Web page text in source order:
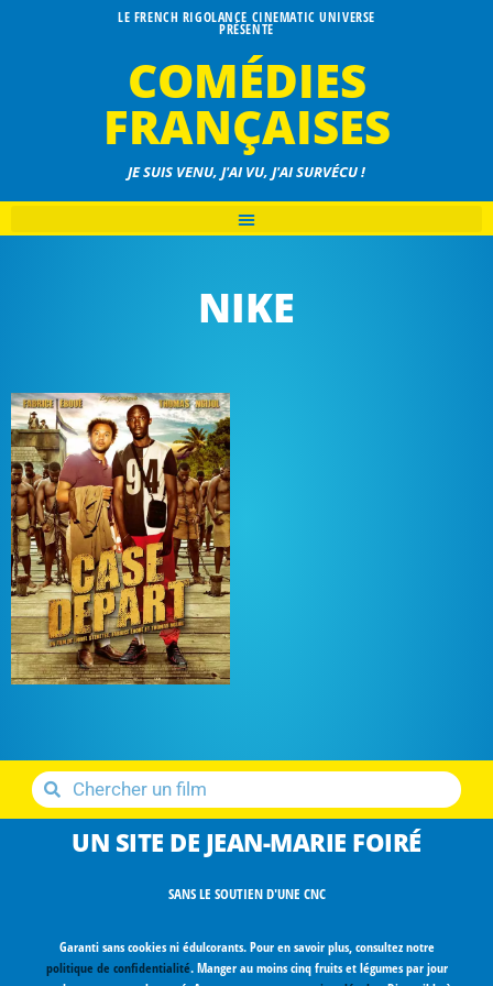
LE FRENCH RIGOLANCE CINEMATIC UNIVERSE
PRÉSENTE
COMÉDIES
FRANÇAISES
JE SUIS VENU, J'AI VU, J'AI SURVÉCU !
NIKE
UN SITE DE JEAN-MARIE FOIRÉ
SANS LE SOUTIEN D'UNE CNC
Garanti sans cookies ni édulcorants. Pour en savoir plus, consultez notre
politique de confidentialité. Manger au moins cinq fruits et légumes par jour